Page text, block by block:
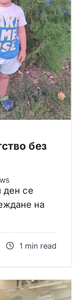
без
ден се
на
1 min read